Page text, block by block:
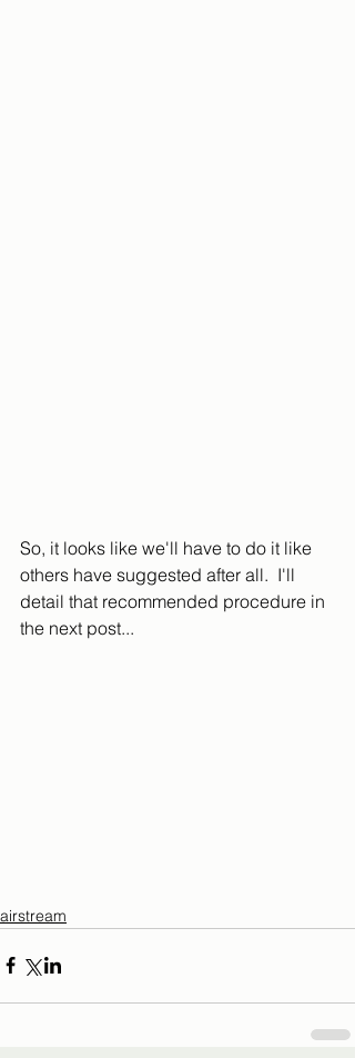
So, it looks like we'll have to do it like
others have suggested after all.  I'll
detail that recommended procedure in
the next post...
airstream